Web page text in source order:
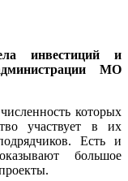
инвестиций и
МО
которых
участвует в их
Есть и
большое